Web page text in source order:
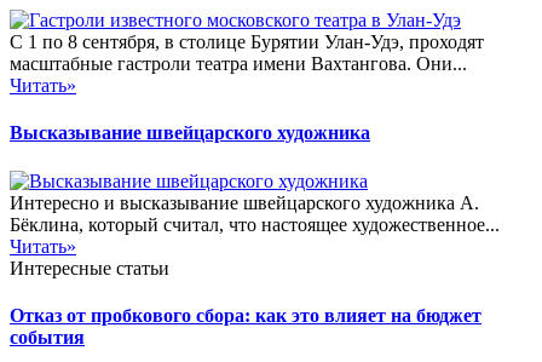
С 1 по 8 сентября, в столице Бурятии Улан-Удэ, проходят
масштабные гастроли театра имени Вахтангова. Они...
Читать»
Высказывание швейцарского художника
Интересно и высказывание швейцарского художника А.
Бёклина, который считал, что настоящее художественное...
Читать»
Интересные статьи
Отказ от пробкового сбора: как это влияет на бюджет
события